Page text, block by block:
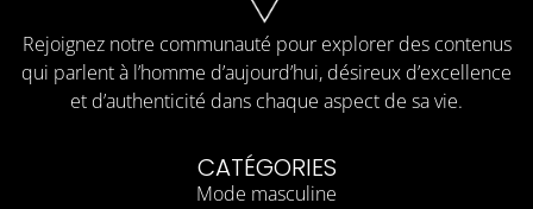
Rejoignez notre communauté pour explorer des contenus
qui parlent à l’homme d’aujourd’hui, désireux d’excellence
et d’authenticité dans chaque aspect de sa vie.
CATÉGORIES
Mode masculine